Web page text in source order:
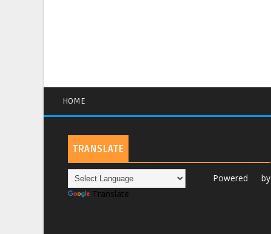
HOME
TRANSLATE
Powered by
Translate